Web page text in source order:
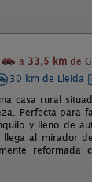
a 33,5 km de
30 km de Lleida
casa rural
Perfecta para
y lleno de
al mirador